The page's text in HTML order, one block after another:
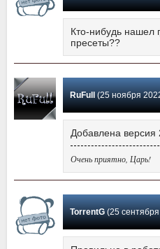
Кто-нибудь нашел
пресеты??
RuFull(25 ноября 2022
Добавлена версия
Очень приятно, Царь!
TorrentG(25 сентября 2022